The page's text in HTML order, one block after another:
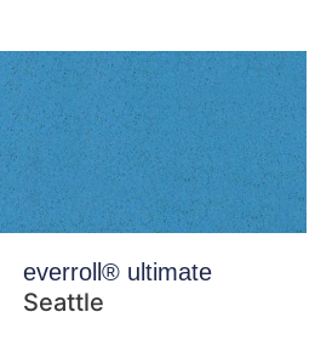
everroll® ultimate
Seattle